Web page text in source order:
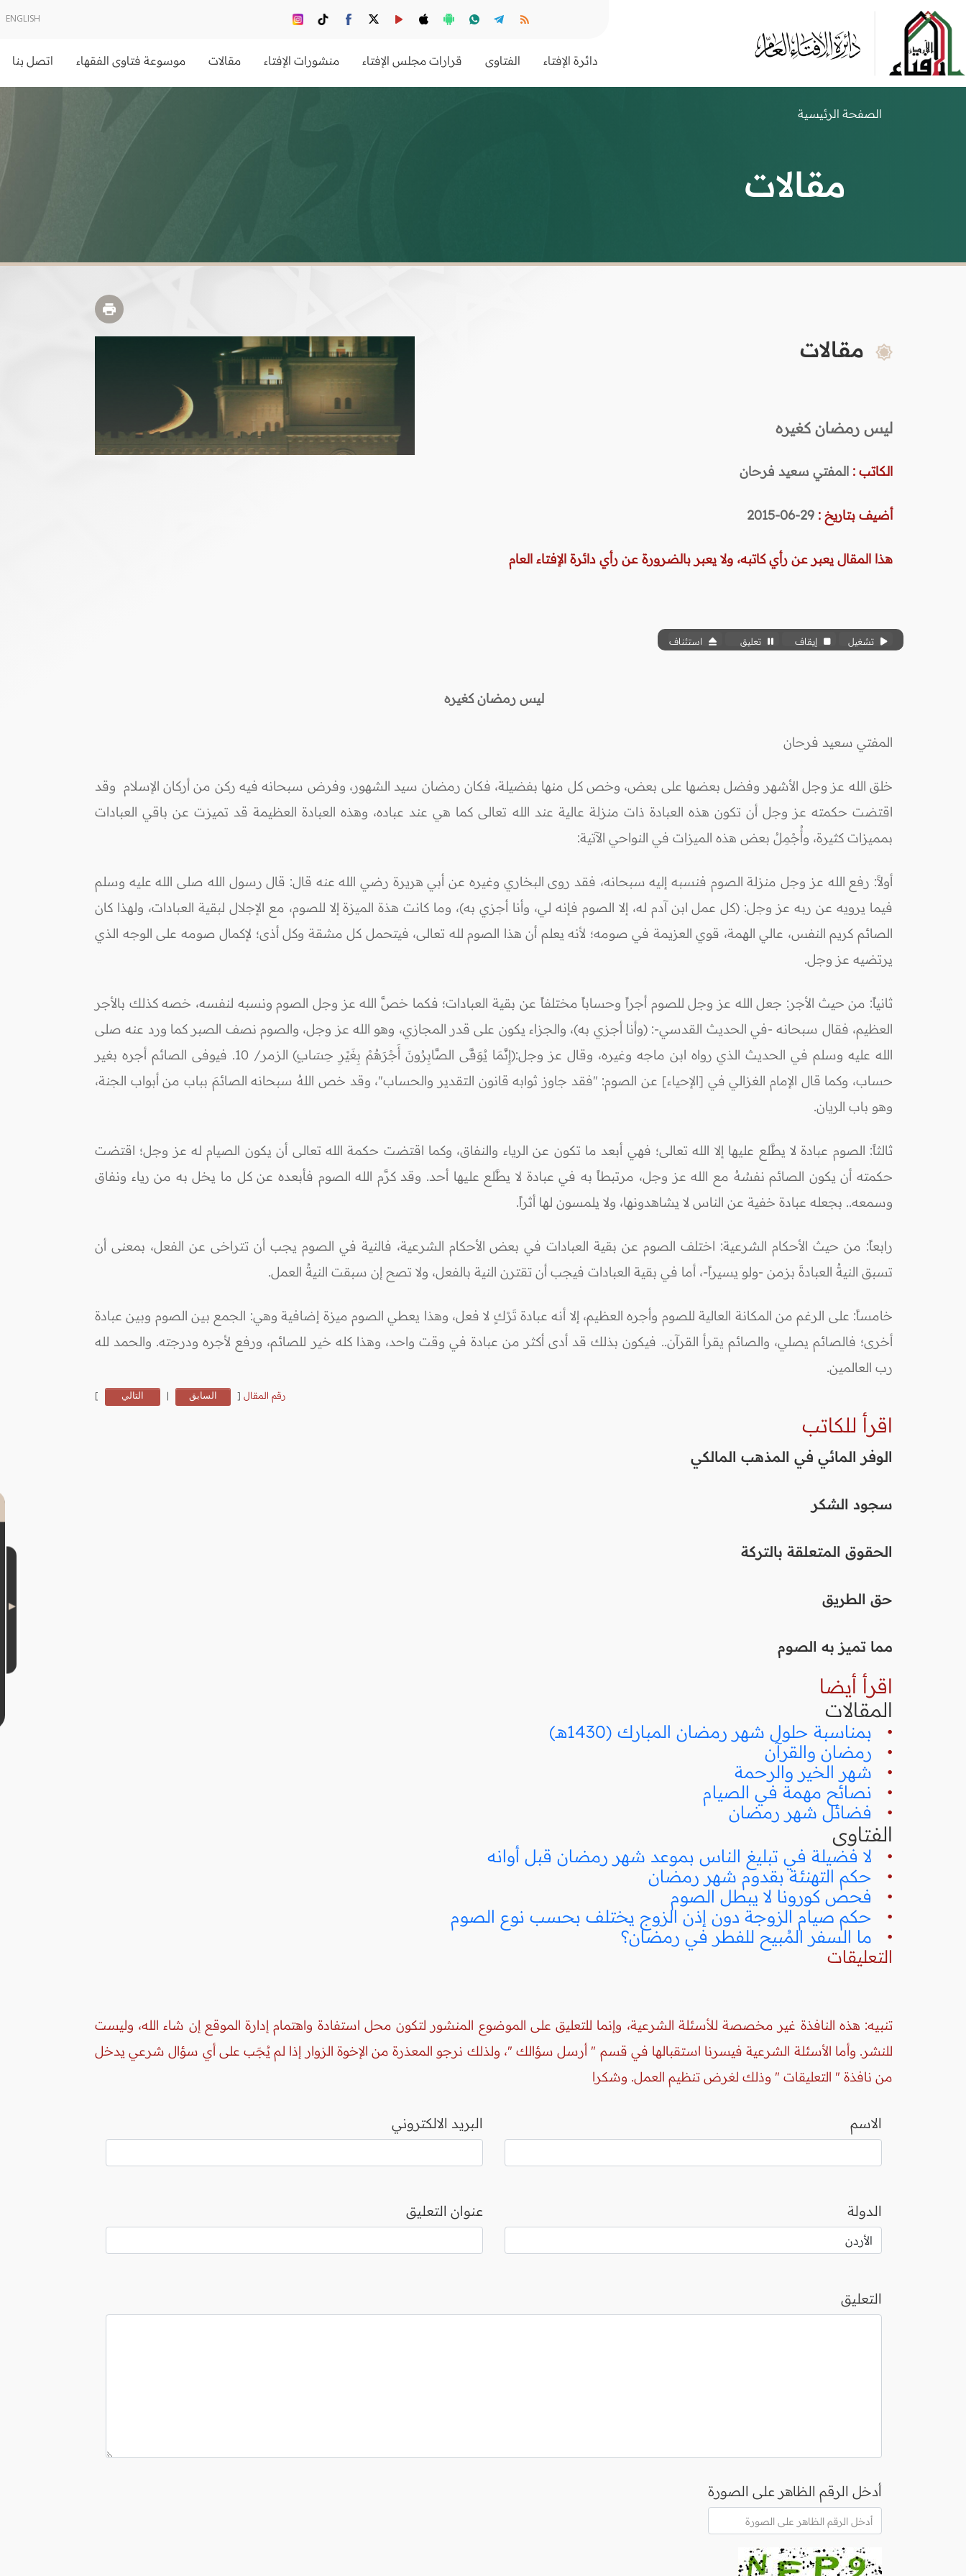
ENGLISH
دائرة الإفتاء الفتاوى قرارات مجلس الإفتاء منشورات الإفتاء مقالات موسوعة فتاوى الفقهاء اتصل بنا
الصفحة الرئيسية
مقالات
مقالات
ليس رمضان كغيره
الكاتب : المفتي سعيد فرحان
أضيف بتاريخ : 29-06-2015
هذا المقال يعبر عن رأي كاتبه، ولا يعبر بالضرورة عن رأي دائرة الإفتاء العام
تشغيل إيقاف تعليق استئناف
ليس رمضان كغيره
المفتي سعيد فرحان
خلق الله عز وجل الأشهر وفضل بعضها على بعض، وخص كل منها بفضيلة، فكان رمضان سيد الشهور، وفرض سبحانه فيه ركن من أركان الإسلام وقد
اقتضت حكمته عز وجل أن تكون هذه العبادة ذات منزلة عالية عند الله تعالى كما هي عند عباده، وهذه العبادة العظيمة قد تميزت عن باقي العبادات
بمميزات كثيرة، وأُجْمِلُ بعض هذه الميزات في النواحي الآتية:
أولاً: رفع الله عز وجل منزلة الصوم فنسبه إليه سبحانه، فقد روى البخاري وغيره عن أبي هريرة رضي الله عنه قال: قال رسول الله صلى الله عليه وسلم
فيما يرويه عن ربه عز وجل: (كل عمل ابن آدم له، إلا الصوم فإنه لي، وأنا أجزي به)، وما كانت هذة الميزة إلا للصوم، مع الإجلال لبقية العبادات، ولهذا كان
الصائم كريم النفس، عالي الهمة، قوي العزيمة في صومه؛ لأنه يعلم أن هذا الصوم لله تعالى، فيتحمل كل مشقة وكل أذى؛ لإكمال صومه على الوجه الذي
يرتضيه عز وجل.
ثانياً: من حيث الأجر: جعل الله عز وجل للصوم أجراً وحساباً مختلفاً عن بقية العبادات؛ فكما خصَّ الله عز وجل الصوم ونسبه لنفسه، خصه كذلك بالأجر
العظيم، فقال سبحانه -في الحديث القدسي-: (وأنا أجزي به)، والجزاء يكون على قدر المجازي، وهو الله عز وجل، والصوم نصف الصبر كما ورد عنه صلى
الله عليه وسلم في الحديث الذي رواه ابن ماجه وغيره، وقال عز وجل:(إِنَّمَا يُوَفَّى الصَّابِرُونَ أَجْرَهُمْ بِغَيْرِ حِسَابٍ) الزمر/ 10. فيوفى الصائم أجره بغير
حساب، وكما قال الإمام الغزالي في [الإحياء] عن الصوم: "فقد جاوز ثوابه قانون التقدير والحساب"، وقد خص اللهُ سبحانه الصائمَ بباب من أبواب الجنة،
وهو باب الريان.
ثالثاً: الصوم عبادة لا يطَّلع عليها إلا الله تعالى؛ فهي أبعد ما تكون عن الرياء والنفاق، وكما اقتضت حكمة الله تعالى أن يكون الصيام له عز وجل؛ اقتضت
حكمته أن يكون الصائم نفسُهُ مع الله عز وجل، مرتبطاً به في عبادة لا يطَّلع عليها أحد. وقد كرَّم الله الصوم فأبعده عن كل ما يخل به من رياء ونفاق
وسمعه.. بجعله عبادة خفية عن الناس لا يشاهدونها، ولا يلمسون لها أثراً.
رابعاً: من حيث الأحكام الشرعية: اختلف الصوم عن بقية العبادات في بعض الأحكام الشرعية، فالنية في الصوم يجب أن تتراخى عن الفعل، بمعنى أن
تسبق النيةُ العبادةَ بزمن -ولو يسيراً-، أما في بقية العبادات فيجب أن تقترن النية بالفعل، ولا تصح إن سبقت النيةُ العمل.
خامساً: على الرغم من المكانة العالية للصوم وأجره العظيم، إلا أنه عبادة تَرْكٍ لا فعل، وهذا يعطي الصوم ميزة إضافية وهي: الجمع بين الصوم وبين عبادة
أخرى؛ فالصائم يصلي، والصائم يقرأ القرآن.. فيكون بذلك قد أدى أكثر من عبادة في وقت واحد، وهذا كله خير للصائم، ورفع لأجره ودرجته. والحمد لله
رب العالمين.
رقم المقال [ السابق | التالي ]
اقرأ للكاتب
الوفر المائي في المذهب المالكي
سجود الشكر
الحقوق المتعلقة بالتركة
حق الطريق
مما تميز به الصوم
اقرأ أيضا
المقالات
• بمناسبة حلول شهر رمضان المبارك (1430هـ)
• رمضان والقرآن
• شهر الخير والرحمة
• نصائح مهمة في الصيام
• فضائل شهر رمضان
الفتاوى
• لا فضيلة في تبليغ الناس بموعد شهر رمضان قبل أوانه
• حكم التهنئة بقدوم شهر رمضان
• فحص كورونا لا يبطل الصوم
• حكم صيام الزوجة دون إذن الزوج يختلف بحسب نوع الصوم
• ما السفر المُبيح للفطر في رمضان؟
التعليقات
تنبيه: هذه النافذة غير مخصصة للأسئلة الشرعية، وإنما للتعليق على الموضوع المنشور لتكون محل استفادة واهتمام إدارة الموقع إن شاء الله، وليست
للنشر. وأما الأسئلة الشرعية فيسرنا استقبالها في قسم " أرسل سؤالك "، ولذلك نرجو المعذرة من الإخوة الزوار إذا لم يُجَب على أي سؤال شرعي يدخل
من نافذة " التعليقات " وذلك لغرض تنظيم العمل. وشكرا
الاسم البريد الالكتروني
الدولة عنوان التعليق
التعليق
أدخل الرقم الظاهر على الصورة